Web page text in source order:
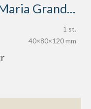
Sound absorbing art Maria Grandelius
1 st.
40×80×120 mm